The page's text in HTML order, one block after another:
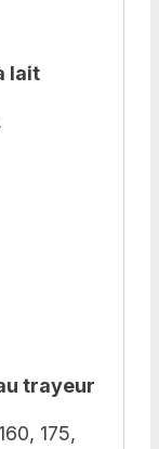
lait
trayeur
175,